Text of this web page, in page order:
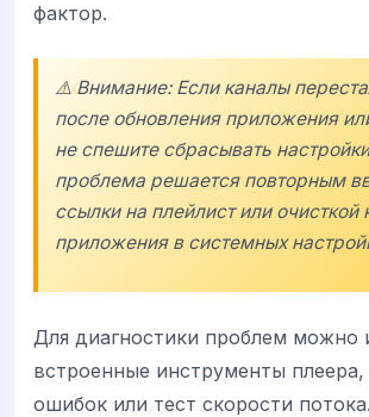
фактор.
⚠️ Внимание: Если каналы
после обновления приложения
не спешите сбрасывать
проблема решается повторным
ссылки на плейлист или очисткой
приложения в системных
Для диагностики проблем можно
встроенные инструменты плеера,
ошибок или тест скорости